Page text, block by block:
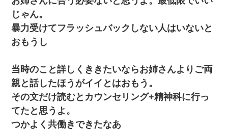
じゃん。
暴力受けてフラッシュバックしない人はいないと
おもうし
当時のこと詳しくききたいならお姉さんよりご両
親と話したほうがイイとはおもう。
その文だけ読むとカウンセリング+精神科に行っ
てたと思うよ。
つかよく共働きできたなあ